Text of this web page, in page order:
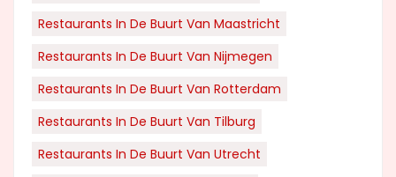
Restaurants In De Buurt Van Maastricht
Restaurants In De Buurt Van Nijmegen
Restaurants In De Buurt Van Rotterdam
Restaurants In De Buurt Van Tilburg
Restaurants In De Buurt Van Utrecht